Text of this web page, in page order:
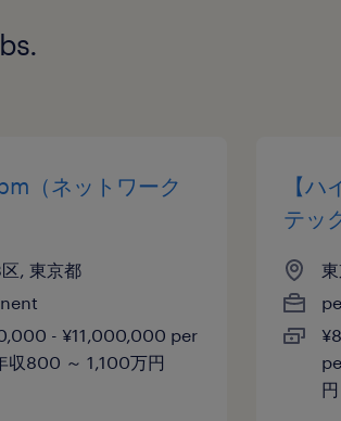
（ネットワーク
, 東京都
- ¥11,000,000 per
収800 ～ 1,100万円
【
テッ
円